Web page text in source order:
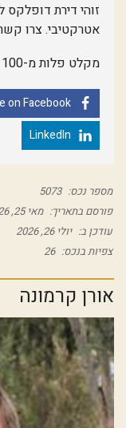
זוהי דירת
אטרקטיבי. צרו
מקלט פלות מ-100 מ”ר
on Facebook
LinkedIn
מספר נכס: 5073
פורסם בתאריך: מאי 25, 2026
עודכן ב: יולי 26, 2026
צפיות בנכס: 26
אורן קרמונה